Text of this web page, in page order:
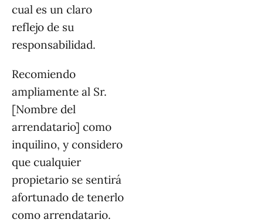
cual es un claro
reflejo de su
responsabilidad.
Recomiendo
ampliamente al Sr.
[Nombre del
arrendatario] como
inquilino, y considero
que cualquier
propietario se sentirá
afortunado de tenerlo
como arrendatario.